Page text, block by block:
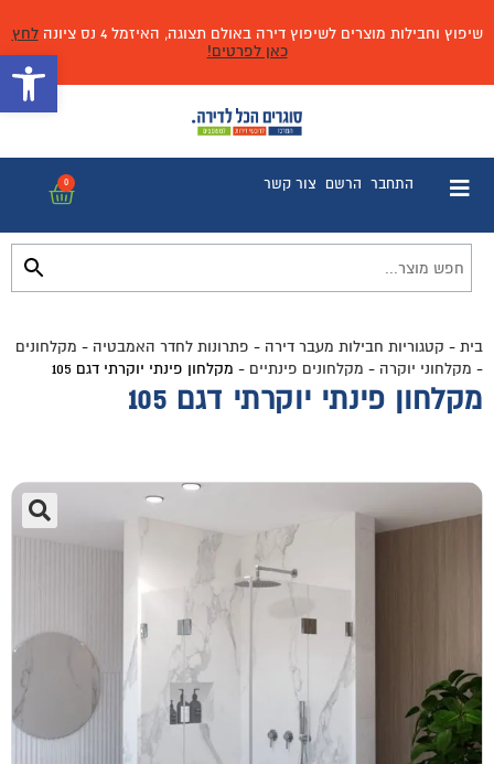
שיפוץ וחבילות מוצרים לשיפוץ דירה באולם תצוגה, האיזמל 4 נס ציונה
לחץ
כאן לפרטים!
התחבר הרשם צור קשר 0
בית - קטגוריות חבילות מעבר דירה - פתרונות לחדר האמבטיה - מקלחונים
- מקלחוני יוקרה - מקלחונים פינתיים - מקלחון פינתי יוקרתי דגם 105
מקלחון פינתי יוקרתי דגם 105